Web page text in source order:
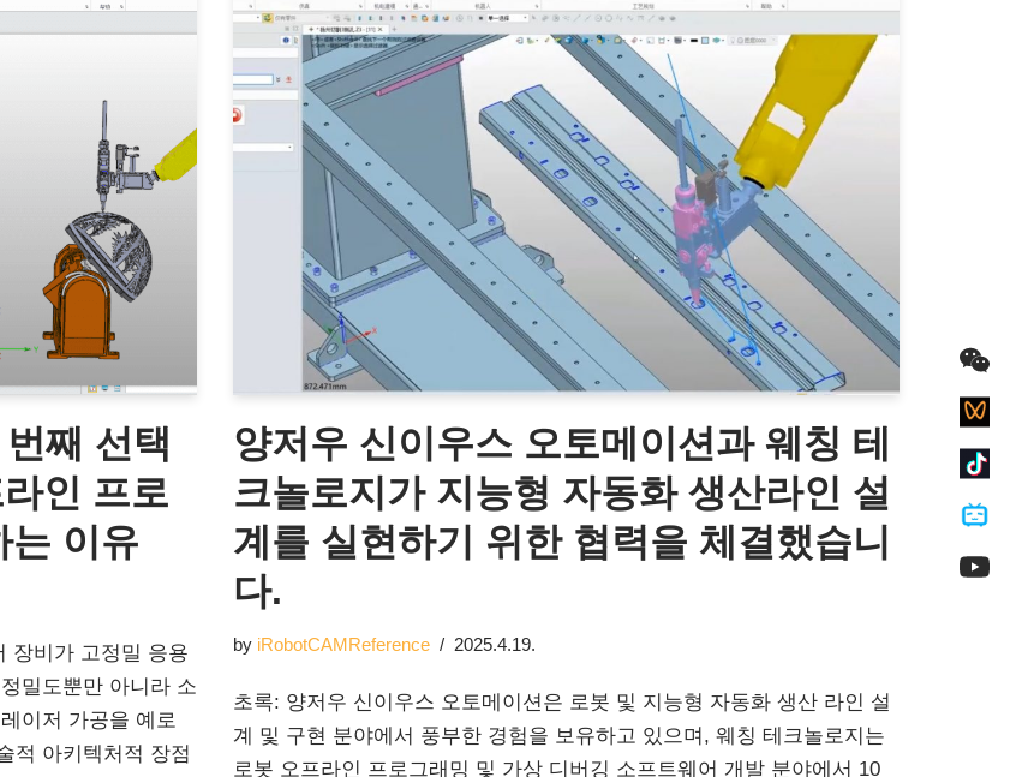
째 선택
인 프로
는 이유
장비가 고정밀 응용
밀도뿐만 아니라 소
이저 가공을 예로
적 아키텍처적 장점
양저우 신이우스 오토메이션과 웨칭 테
크놀로지가 지능형 자동화 생산라인 설
계를 실현하기 위한 협력을 체결했습니
다.
by iRobotCAMReference 2025.4.19.
초록: 양저우 신이우스 오토메이션은 로봇 및 지능형 자동화 생산 라인 설
계 및 구현 분야에서 풍부한 경험을 보유하고 있으며, 웨칭 테크놀로지는
로봇 오프라인 프로그래밍 및 가상 디버깅 소프트웨어 개발 분야에서 10